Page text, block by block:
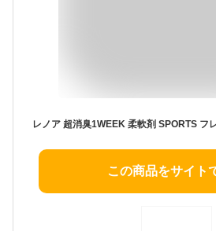
この商品をサイト